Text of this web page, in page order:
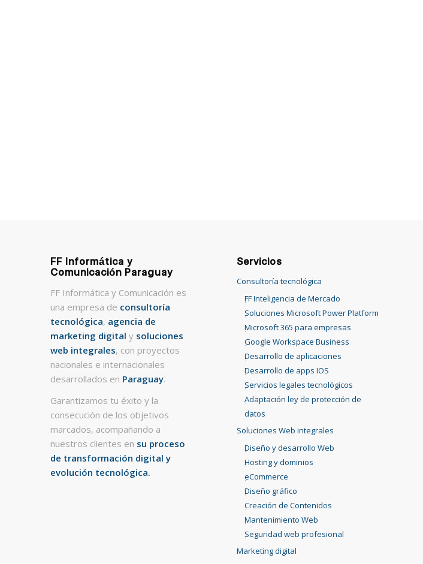
FF Informática y
Comunicación Paraguay
FF Informática y Comunicación es
una empresa de consultoría
tecnológica, agencia de
marketing digital y soluciones
web integrales, con proyectos
nacionales e internacionales
desarrollados en Paraguay.
Garantizamos tu éxito y la
consecución de los objetivos
marcados, acompañando a
nuestros clientes en su proceso
de transformación digital y
evolución tecnológica.
Servicios
Consultoría tecnológica
FF Inteligencia de Mercado
Soluciones Microsoft Power Platform
Microsoft 365 para empresas
Google Workspace Business
Desarrollo de aplicaciones
Desarrollo de apps IOS
Servicios legales tecnológicos
Adaptación ley de protección de
datos
Soluciones Web integrales
Diseño y desarrollo Web
Hosting y dominios
eCommerce
Diseño gráfico
Creación de Contenidos
Mantenimiento Web
Seguridad web profesional
Marketing digital